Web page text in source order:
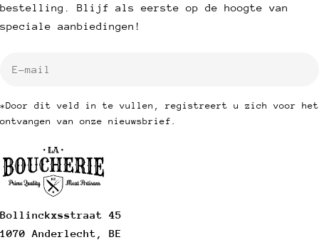
Bollinckxsstraat 45
1070 Anderlecht, BE
bestelling. Blijf als eerste op de hoogte van
speciale aanbiedingen!
*Door dit veld in te vullen, registreert u zich voor het
ontvangen van onze nieuwsbrief.